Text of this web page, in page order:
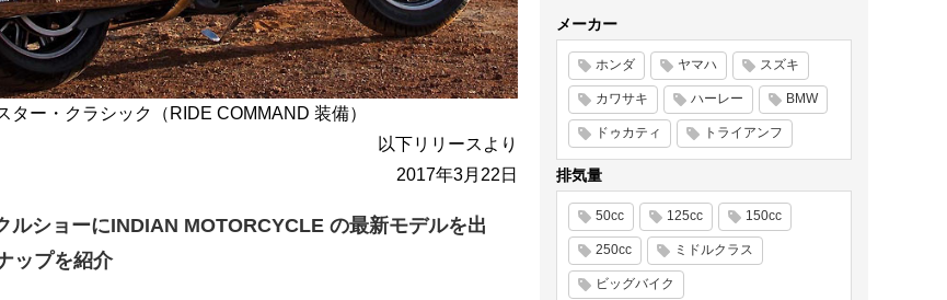
ター・クラシック（RIDE COMMAND 装備）
以下リリースより
2017年3月22日
ルショーにINDIAN MOTORCYCLE の最新モデルを出
ップを紹介
メーカー
ホンダ ヤマハ スズキ
カワサキ ハーレー BMW
ドゥカティ トライアンフ
排気量
50cc 125cc 150cc
250cc ミドルクラス
ビッグバイク